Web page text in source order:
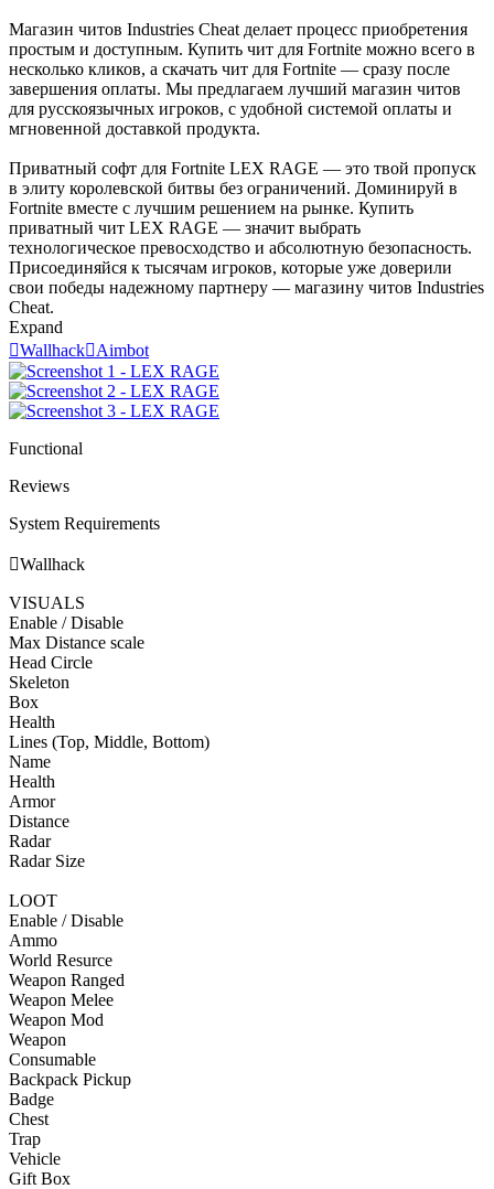
Магазин читов Industries Cheat делает процесс приобретения
простым и доступным. Купить чит для Fortnite можно всего в
несколько кликов, а скачать чит для Fortnite — сразу после
завершения оплаты. Мы предлагаем лучший магазин читов
для русскоязычных игроков, с удобной системой оплаты и
мгновенной доставкой продукта.
Приватный софт для Fortnite LEX RAGE — это твой пропуск
в элиту королевской битвы без ограничений. Доминируй в
Fortnite вместе с лучшим решением на рынке. Купить
приватный чит LEX RAGE — значит выбрать
технологическое превосходство и абсолютную безопасность.
Присоединяйся к тысячам игроков, которые уже доверили
свои победы надежному партнеру — магазину читов Industries
Cheat.
Expand
WallhackAimbot
Functional
Reviews
System Requirements
Wallhack
VISUALS
Enable / Disable
Max Distance scale
Head Circle
Skeleton
Box
Health
Lines (Top, Middle, Bottom)
Name
Health
Armor
Distance
Radar
Radar Size
LOOT
Enable / Disable
Ammo
World Resurce
Weapon Ranged
Weapon Melee
Weapon Mod
Weapon
Consumable
Backpack Pickup
Badge
Chest
Trap
Vehicle
Gift Box